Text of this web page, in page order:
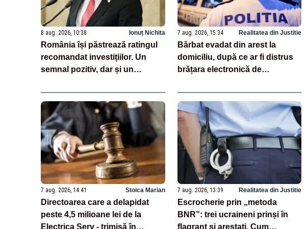
8 aug. 2026, 10:38 Ionuț Nichita
România își păstrează ratingul
recomandat investițiilor. Un
semnal pozitiv, dar și un
7 aug. 2026, 15:34 Realitatea din Justitie
Bărbat evadat din arest la
domiciliu, după ce ar fi distrus
brățara electronică de
7 aug. 2026, 14:41 Stoica Marian
Directoarea care a delapidat
peste 4,5 milioane lei de la
Electrica Serv - trimisă în
7 aug. 2026, 13:39 Realitatea din Justitie
Escrocherie prin „metoda
BNR”: trei ucraineni prinși în
flagrant și arestați. Cum